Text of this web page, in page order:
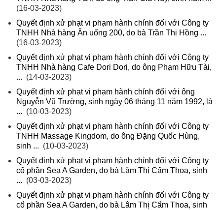
(16-03-2023)
Quyết định xử phạt vi phạm hành chính đối với Công ty
TNHH Nhà hàng Ăn uống 200, do bà Trần Thị Hồng ...
(16-03-2023)
Quyết định xử phạt vi phạm hành chính đối với Công ty
TNHH Nhà hàng Cafe Dori Dori, do ông Phạm Hữu Tài,
... (14-03-2023)
Quyết định xử phạt vi phạm hành chính đối với ông
Nguyễn Vũ Trường, sinh ngày 06 tháng 11 năm 1992, là
... (10-03-2023)
Quyết định xử phạt vi phạm hành chính đối với Công ty
TNHH Massage Kingdom, do ông Đặng Quốc Hùng,
sinh ... (10-03-2023)
Quyết định xử phạt vi phạm hành chính đối với Công ty
cổ phần Sea A Garden, do bà Lâm Thị Cẩm Thoa, sinh
... (03-03-2023)
Quyết định xử phạt vi phạm hành chính đối với Công ty
cổ phần Sea A Garden, do bà Lâm Thị Cẩm Thoa, sinh